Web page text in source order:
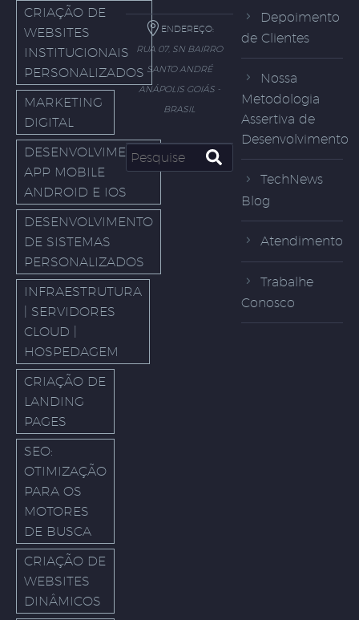
CRIAÇÃO DE
WEBSITES
INSTITUCIONAIS
PERSONALIZADOS
MARKETING
DIGITAL
DESENVOLVIMENTO
APP MOBILE
ANDROID E IOS
DESENVOLVIMENTO
DE SISTEMAS
PERSONALIZADOS
INFRAESTRUTURA
| SERVIDORES
CLOUD |
HOSPEDAGEM
CRIAÇÃO DE
LANDING
PAGES
SEO:
OTIMIZAÇÃO
PARA OS
MOTORES
DE BUSCA
CRIAÇÃO DE
WEBSITES
DINÂMICOS
ENDEREÇO:
RUA 07, SN BAIRRO
SANTO ANDRÉ
ANÁPOLIS GOIÁS -
BRASIL
Depoimento
de Clientes
Nossa
Metodologia
Assertiva de
Desenvolvimento
TechNews
Blog
Atendimento
Trabalhe
Conosco